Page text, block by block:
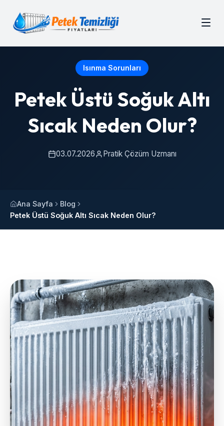
Isınma Sorunları
Petek Üstü Soğuk Altı
Sıcak Neden Olur?
03.07.2026 Pratik Çözüm Uzmanı
Ana Sayfa
Blog
Petek Üstü Soğuk Altı Sıcak Neden Olur?